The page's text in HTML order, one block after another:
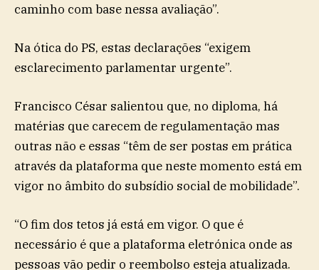
caminho com base nessa avaliação”.
Na ótica do PS, estas declarações “exigem
esclarecimento parlamentar urgente”.
Francisco César salientou que, no diploma, há
matérias que carecem de regulamentação mas
outras não e essas “têm de ser postas em prática
através da plataforma que neste momento está em
vigor no âmbito do subsídio social de mobilidade”.
“O fim dos tetos já está em vigor. O que é
necessário é que a plataforma eletrónica onde as
pessoas vão pedir o reembolso esteja atualizada.